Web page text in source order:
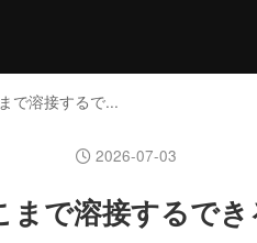
で溶接するで...
2026-07-03
まで溶接するでき